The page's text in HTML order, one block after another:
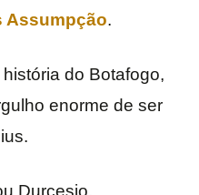
Assumpção.
do Botafogo,
enorme de ser